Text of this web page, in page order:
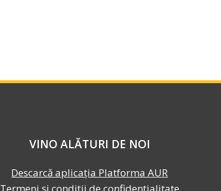
VINO ALĂTURI DE NOI
Descarcă aplicația Platforma AUR